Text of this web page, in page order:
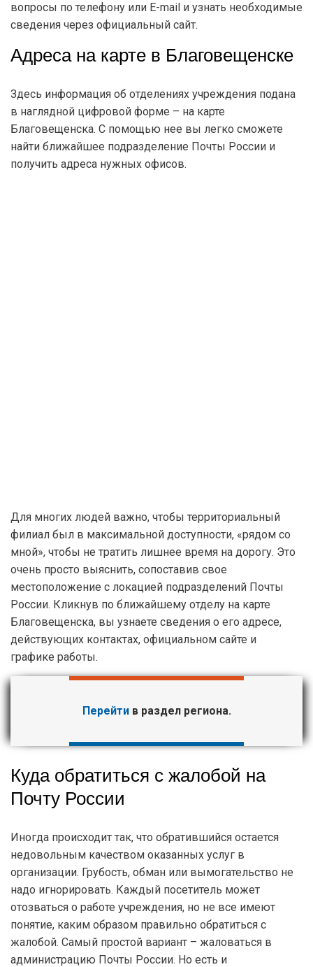
вопросы по телефону или E-mail и узнать необходимые
сведения через официальный сайт.
Адреса на карте в Благовещенске
Здесь информация об отделениях учреждения подана
в наглядной цифровой форме – на карте
Благовещенска. С помощью нее вы легко сможете
найти ближайшее подразделение Почты России и
получить адреса нужных офисов.
Для многих людей важно, чтобы территориальный
филиал был в максимальной доступности, «рядом со
мной», чтобы не тратить лишнее время на дорогу. Это
очень просто выяснить, сопоставив свое
местоположение с локацией подразделений Почты
России. Кликнув по ближайшему отделу на карте
Благовещенска, вы узнаете сведения о его адресе,
действующих контактах, официальном сайте и
графике работы.
Перейтив раздел региона.
Куда обратиться с жалобой на
Почту России
Иногда происходит так, что обратившийся остается
недовольным качеством оказанных услуг в
организации. Грубость, обман или вымогательство не
надо игнорировать. Каждый посетитель может
отозваться о работе учреждения, но не все имеют
понятие, каким образом правильно обратиться с
жалобой. Самый простой вариант – жаловаться в
администрацию Почты России. Но есть и